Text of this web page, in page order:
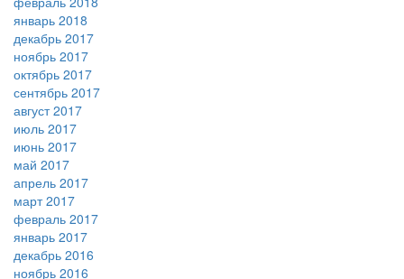
январь 2018
декабрь 2017
ноябрь 2017
октябрь 2017
сентябрь 2017
август 2017
июль 2017
июнь 2017
май 2017
апрель 2017
март 2017
февраль 2017
январь 2017
декабрь 2016
ноябрь 2016